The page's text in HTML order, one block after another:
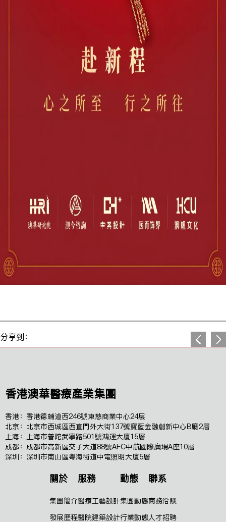
分享到：
香港澳華醫療產業集團
香港：香港德輔道西246號東慈商業中心24层
北京：北京市西城區西直門外大街137號寶藍金融創新中心B廳2層
上海：上海市普陀武寧路501號鴻運大廈15層
成都：成都市高新區交子大道88號AFC中航國際廣場A座10層
深圳：深圳市南山區粵海街道中電照明大廈5層
關於
集團簡介
發展歷程
服務
醫療工藝設計
醫院建築設計
動態
集團動態
行業動態
聯系
商務洽談
人才招聘